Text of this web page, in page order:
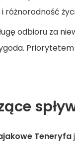
i różnorodność
odbioru za
Teneryfa